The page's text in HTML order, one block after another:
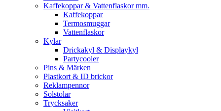
Kaffekoppar & Vattenflaskor mm.
Kaffekoppar
Termosmuggar
Vattenflaskor
Kylar
Drickakyl & Displaykyl
Partycooler
Pins & Märken
Plastkort & ID brickor
Reklampennor
Solstolar
Trycksaker